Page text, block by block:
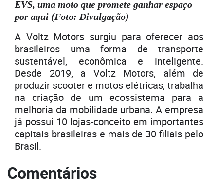
EVS, uma moto que promete ganhar espaço
por aqui (Foto: Divulgação)
A Voltz Motors surgiu para oferecer aos
brasileiros uma forma de transporte
sustentável, econômica e inteligente.
Desde 2019, a Voltz Motors, além de
produzir scooter e motos elétricas, trabalha
na criação de um ecossistema para a
melhoria da mobilidade urbana. A empresa
já possui 10 lojas-conceito em importantes
capitais brasileiras e mais de 30 filiais pelo
Brasil.
Comentários